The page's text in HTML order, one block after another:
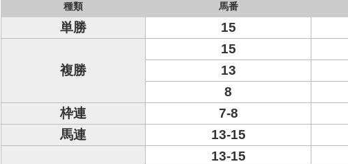
種類 馬番
単勝 15
複勝
15
13
8
枠連
7-8
馬連
13-15
13-15